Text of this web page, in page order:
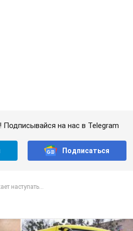
на нас в Telegram
Подписаться
наступать...